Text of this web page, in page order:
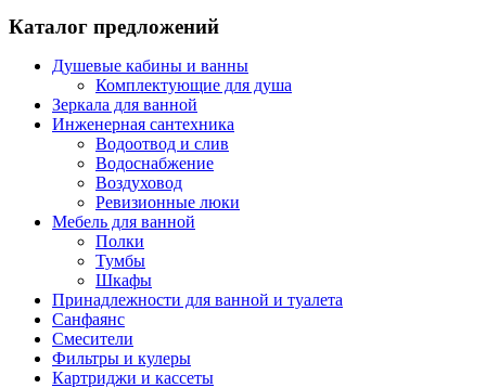
Каталог предложений
Душевые кабины и ванны
Комплектующие для душа
Зеркала для ванной
Инженерная сантехника
Водоотвод и слив
Водоснабжение
Воздуховод
Ревизионные люки
Мебель для ванной
Полки
Тумбы
Шкафы
Принадлежности для ванной и туалета
Санфаянс
Смесители
Фильтры и кулеры
Картриджи и кассеты